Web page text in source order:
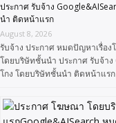
ประกาศ รับจ้าง
นำ ติดหน้าแรก
August 8, 2026
รับจ้าง ประกาศ หมดปัญหาเรื่อ
โดยบริษัทชั้นนำ ประกาศ รับจ้า
โกง โดยบริษัทชั้นนำ ติดหน้าแร